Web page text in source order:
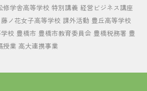
修学舎高等学校 特別講義 経営ビジネス講座
藤ノ花女子高等学校 課外活動 豊丘高等学校
校 豊橋市 豊橋市教育委員会 豊橋税務署 豊
授業 高大連携事業